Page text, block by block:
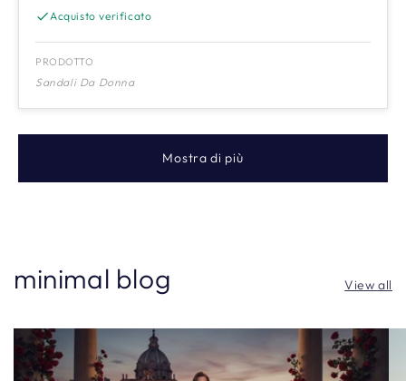
Acquisto verificato
PRODOTTO
Sandali Da Donna
Mostra di più
minimal blog View all